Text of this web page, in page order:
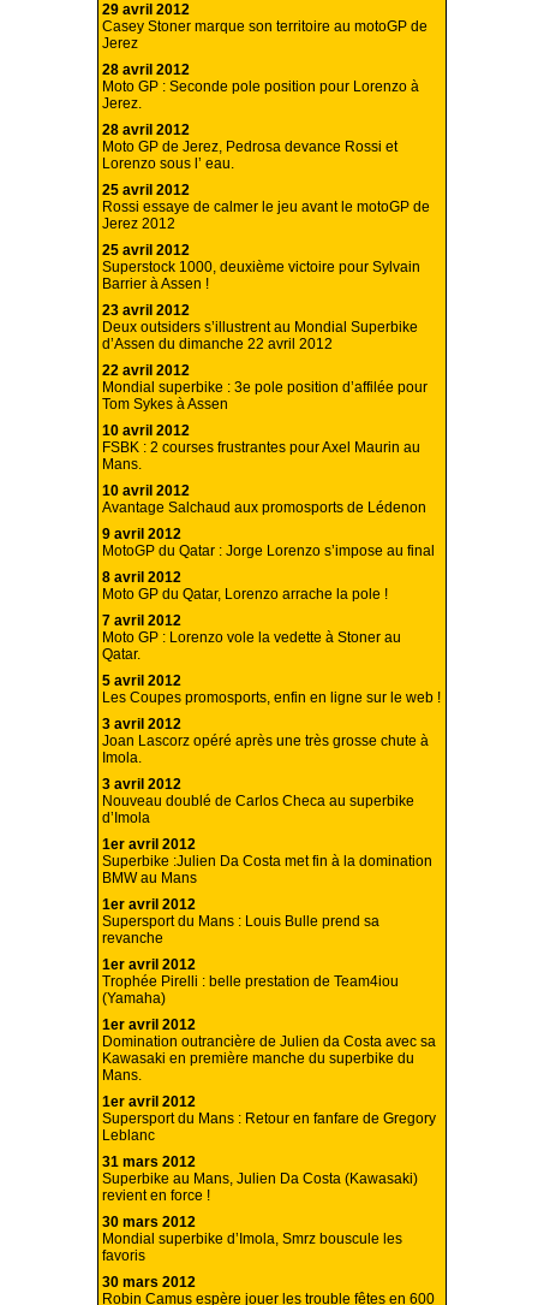
29 avril 2012
Casey Stoner marque son territoire au motoGP de
Jerez
28 avril 2012
Moto GP : Seconde pole position pour Lorenzo à
Jerez.
28 avril 2012
Moto GP de Jerez, Pedrosa devance Rossi et
Lorenzo sous l’ eau.
25 avril 2012
Rossi essaye de calmer le jeu avant le motoGP de
Jerez 2012
25 avril 2012
Superstock 1000, deuxième victoire pour Sylvain
Barrier à Assen !
23 avril 2012
Deux outsiders s’illustrent au Mondial Superbike
d’Assen du dimanche 22 avril 2012
22 avril 2012
Mondial superbike : 3e pole position d’affilée pour
Tom Sykes à Assen
10 avril 2012
FSBK : 2 courses frustrantes pour Axel Maurin au
Mans.
10 avril 2012
Avantage Salchaud aux promosports de Lédenon
9 avril 2012
MotoGP du Qatar : Jorge Lorenzo s’impose au final
8 avril 2012
Moto GP du Qatar, Lorenzo arrache la pole !
7 avril 2012
Moto GP : Lorenzo vole la vedette à Stoner au
Qatar.
5 avril 2012
Les Coupes promosports, enfin en ligne sur le web !
3 avril 2012
Joan Lascorz opéré après une très grosse chute à
Imola.
3 avril 2012
Nouveau doublé de Carlos Checa au superbike
d’Imola
1er avril 2012
Superbike :Julien Da Costa met fin à la domination
BMW au Mans
1er avril 2012
Supersport du Mans : Louis Bulle prend sa
revanche
1er avril 2012
Trophée Pirelli : belle prestation de Team4iou
(Yamaha)
1er avril 2012
Domination outrancière de Julien da Costa avec sa
Kawasaki en première manche du superbike du
Mans.
1er avril 2012
Supersport du Mans : Retour en fanfare de Gregory
Leblanc
31 mars 2012
Superbike au Mans, Julien Da Costa (Kawasaki)
revient en force !
30 mars 2012
Mondial superbike d’Imola, Smrz bouscule les
favoris
30 mars 2012
Robin Camus espère jouer les trouble fêtes en 600